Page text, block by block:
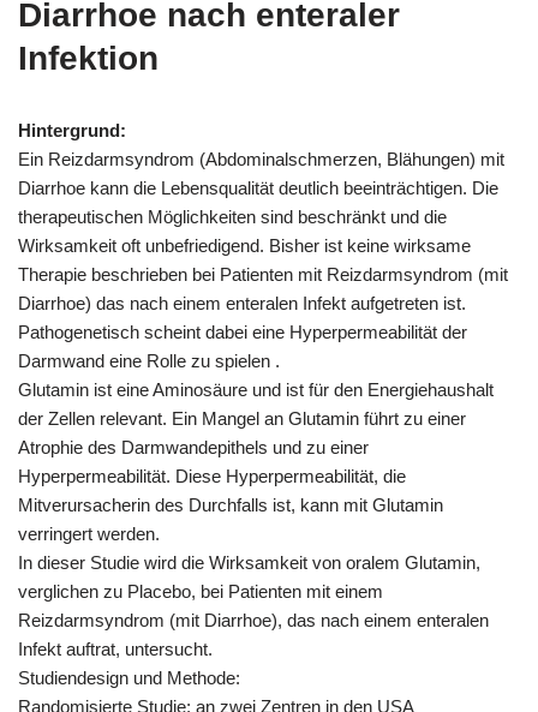
Diarrhoe nach enteraler
Infektion
Hintergrund:
Ein Reizdarmsyndrom (Abdominalschmerzen, Blähungen) mit
Diarrhoe kann die Lebensqualität deutlich beeinträchtigen. Die
therapeutischen Möglichkeiten sind beschränkt und die
Wirksamkeit oft unbefriedigend. Bisher ist keine wirksame
Therapie beschrieben bei Patienten mit Reizdarmsyndrom (mit
Diarrhoe) das nach einem enteralen Infekt aufgetreten ist.
Pathogenetisch scheint dabei eine Hyperpermeabilität der
Darmwand eine Rolle zu spielen .
Glutamin ist eine Aminosäure und ist für den Energiehaushalt
der Zellen relevant. Ein Mangel an Glutamin führt zu einer
Atrophie des Darmwandepithels und zu einer
Hyperpermeabilität. Diese Hyperpermeabilität, die
Mitverursacherin des Durchfalls ist, kann mit Glutamin
verringert werden.
In dieser Studie wird die Wirksamkeit von oralem Glutamin,
verglichen zu Placebo, bei Patienten mit einem
Reizdarmsyndrom (mit Diarrhoe), das nach einem enteralen
Infekt auftrat, untersucht.
Studiendesign und Methode:
Randomisierte Studie; an zwei Zentren in den USA